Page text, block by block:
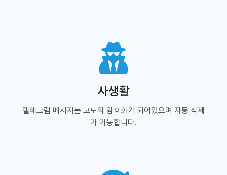
사생활
텔레그램 메시지는 고도의 암호화가 되어있으며 자동 삭제
가 가능합니다.